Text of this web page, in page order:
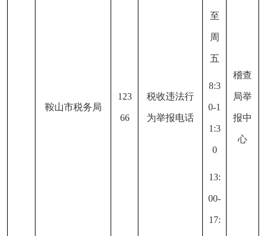
鞍山市税务局
123
66
税收违法行
为举报电话
至
周
五
8:3
0-1
1:3
0
13:
00-
17:
稽查
局举
报中
心